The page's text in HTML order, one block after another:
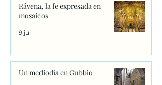
Rávena, la fe expresada en
mosaicos
9 jul
Un mediodía en Gubbio